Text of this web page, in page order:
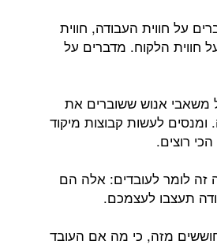
על חווית העבודה, חווית
חווית הלקוח. מדברים על
משאבי אנוש ששוברים את
לעשות קבוצות מיקוד
רוצים.
זה לומר לעובדים: אלה הם
תעצבו לעצמכם.
מזה, כי מה אם העובד